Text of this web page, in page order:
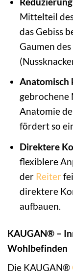
Mittelteil
das Gebiss
Gaumen
Anatomisch
gebrochene
Anatomie
fördert so
Direktere
flexiblere
der Reiter
direktere
aufbauen.
KAUGAN® –
Wohlbefinden
Die KAUGAN®